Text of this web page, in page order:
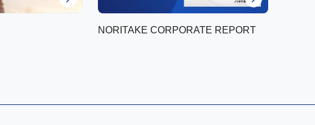
NORITAKE CORPORATE REPORT